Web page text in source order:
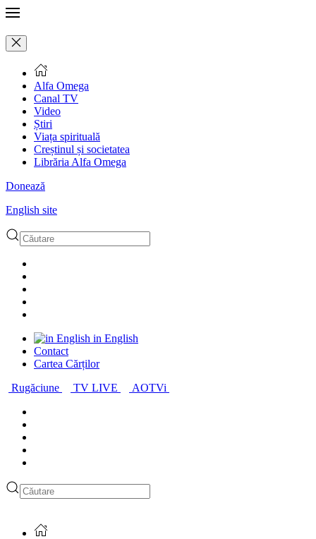
Alfa Omega
Canal TV
Video
Știri
Viața spirituală
Creștinul și societatea
Librăria Alfa Omega
Donează
English site
in English
Contact
Cartea Cărților
Rugăciune
TV LIVE AOTVi